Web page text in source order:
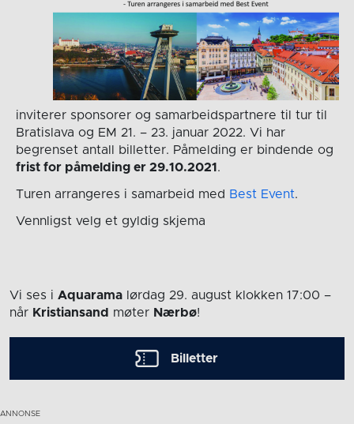
inviterer sponsorer og samarbeidspartnere til tur til
Bratislava og EM 21. – 23. januar 2022. Vi har
begrenset antall billetter. Påmelding er bindende og
frist for påmelding er 29.10.2021 .
Turen arrangeres i samarbeid med Best Event.
Vennligst velg et gyldig skjema
Vi ses i Aquarama lørdag 29. august klokken 17:00 –
når Kristiansand møter Nærbø!
Billetter